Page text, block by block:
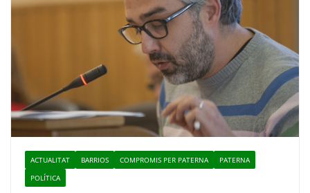
ACTUALITAT BARRIOS COMPROMIS PER PATERNA
PATERNA
POLÍTICA